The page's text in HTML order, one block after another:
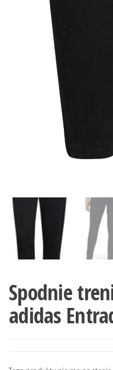
Spodnie
adidas